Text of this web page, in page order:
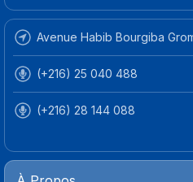
Avenue Habib Bourgiba
(+216) 25 040 488
(+216) 28 144 088